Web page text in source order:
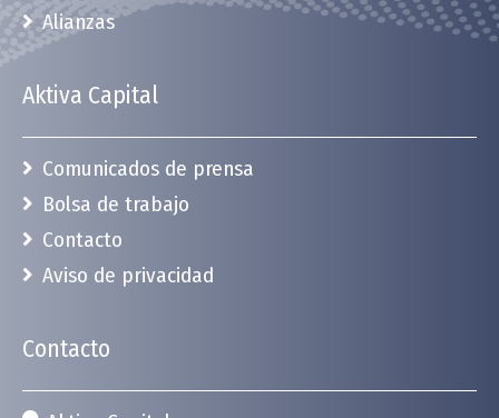
Alianzas
Aktiva Capital
Comunicados de prensa
Bolsa de trabajo
Contacto
Aviso de privacidad
Contacto